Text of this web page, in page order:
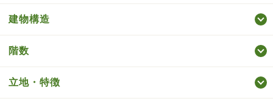
建物構造
階数
立地・特徴